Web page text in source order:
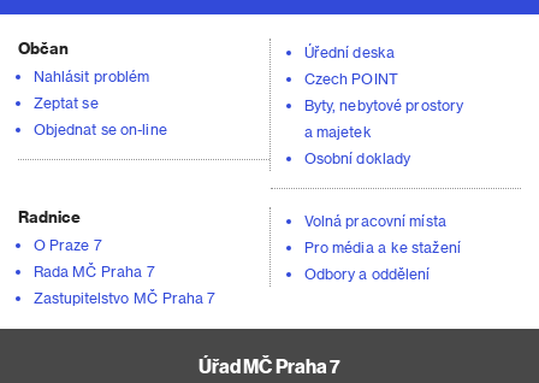
Občan
Nahlásit problém
Zeptat se
Objednat se on-line
Úřední deska
Czech POINT
Byty, nebytové prostory
a majetek
Osobní doklady
Radnice
O Praze 7
Rada MČ Praha 7
Zastupitelstvo MČ Praha 7
Volná pracovní místa
Pro média a ke stažení
Odbory a oddělení
Úřad MČ Praha 7